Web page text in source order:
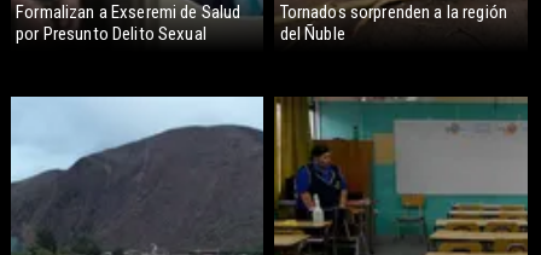
Formalizan a Exseremi de Salud
por Presunto Delito Sexual
Tornados sorprenden a la región
del Ñuble